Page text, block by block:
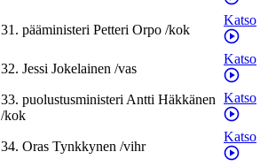
31. pääministeri Petteri Orpo /kok
Katso
32. Jessi Jokelainen /vas
Katso
33. puolustusministeriAntti Häkkänen
/kok
Katso
34. Oras Tynkkynen /vihr
Katso